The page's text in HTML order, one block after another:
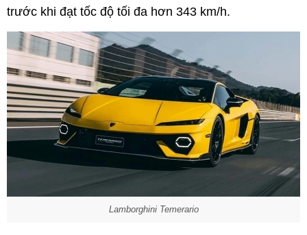
trước khi đạt tốc độ tối đa hơn 343 km/h.
Lamborghini Temerario